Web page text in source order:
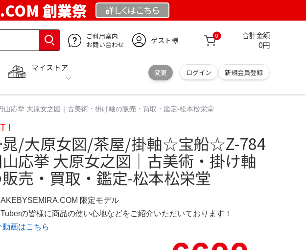
創業祭 詳しくはこちら
ご利用案内
お問い合わせ
ゲスト様 0 合計金額
0円
マイストア
変更 ログイン 新規会員登録
応挙 大原女之図｜古美術・掛け軸の販売・買取・鑑定-松本松栄堂
!
/大原女図/茶屋/掛軸☆宝船☆Z-784
応挙 大原女之図｜古美術・掛け軸
売・買取・鑑定-松本松栄堂
限定モデル
の皆様に商品の使い心地などをご紹介いただいております！
動画はこちら